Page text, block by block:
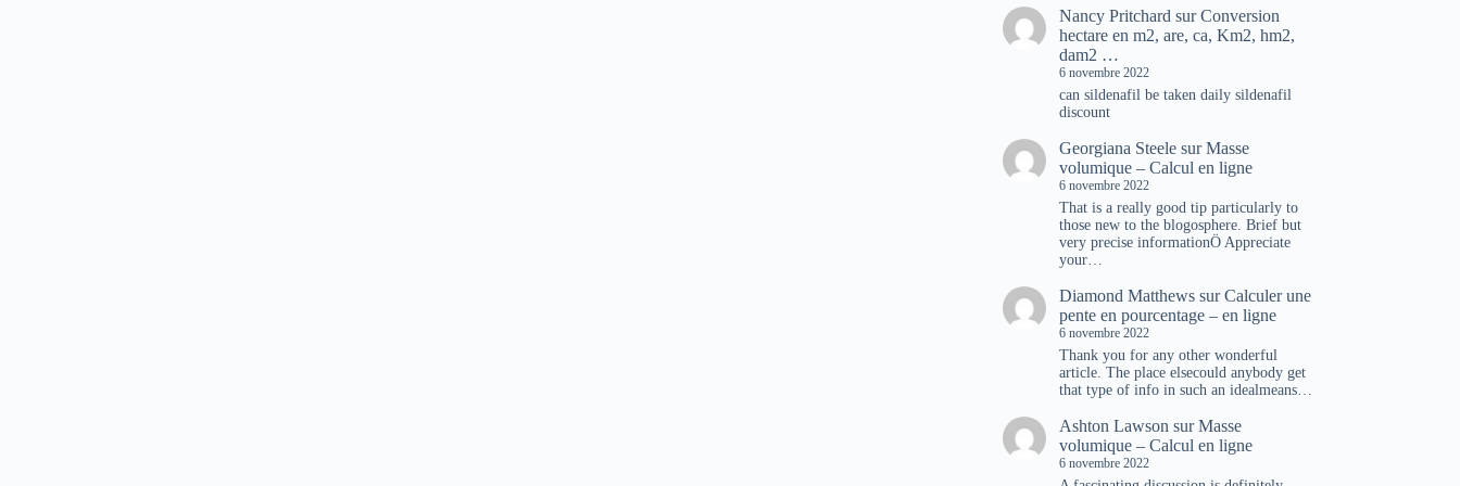
Nancy Pritchard surConversion
hectare en m2, are, ca, Km2, hm2,
dam2 …
6 novembre 2022
can sildenafil be taken daily sildenafil
discount
Georgiana Steele surMasse
volumique – Calcul en ligne
6 novembre 2022
That is a really good tip particularly to
those new to the blogosphere. Brief but
very precise informationÖ Appreciate
your…
Diamond Matthews surCalculer une
pente en pourcentage – en ligne
6 novembre 2022
Thank you for any other wonderful
article. The place elsecould anybody get
that type of info in such an idealmeans…
Ashton Lawson surMasse
volumique – Calcul en ligne
6 novembre 2022